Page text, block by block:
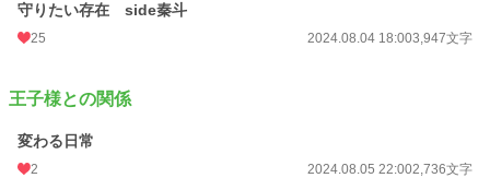
小説
24h.ポイント
守りたい存在 side秦斗
25 2024.08.04 18:003,947文字
王子様との関係
変わる日常
2 2024.08.05 22:002,736文字